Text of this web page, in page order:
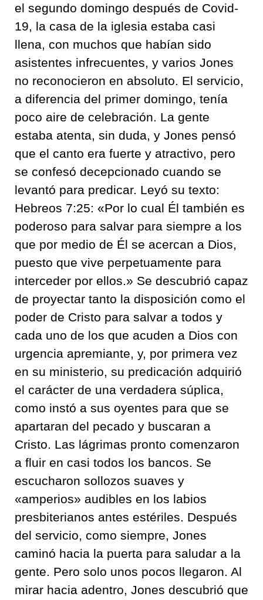
el segundo domingo después de Covid-
19, la casa de la iglesia estaba casi
llena, con muchos que habían sido
asistentes infrecuentes, y varios Jones
no reconocieron en absoluto. El servicio,
a diferencia del primer domingo, tenía
poco aire de celebración. La gente
estaba atenta, sin duda, y Jones pensó
que el canto era fuerte y atractivo, pero
se confesó decepcionado cuando se
levantó para predicar. Leyó su texto:
Hebreos 7:25: «Por lo cual Él también es
poderoso para salvar para siempre a los
que por medio de Él se acercan a Dios,
puesto que vive perpetuamente para
interceder por ellos.» Se descubrió capaz
de proyectar tanto la disposición como el
poder de Cristo para salvar a todos y
cada uno de los que acuden a Dios con
urgencia apremiante, y, por primera vez
en su ministerio, su predicación adquirió
el carácter de una verdadera súplica,
como instó a sus oyentes para que se
apartaran del pecado y buscaran a
Cristo. Las lágrimas pronto comenzaron
a fluir en casi todos los bancos. Se
escucharon sollozos suaves y
«amperios» audibles en los labios
presbiterianos antes estériles. Después
del servicio, como siempre, Jones
caminó hacia la puerta para saludar a la
gente. Pero solo unos pocos llegaron. Al
mirar hacia adentro, Jones descubrió que